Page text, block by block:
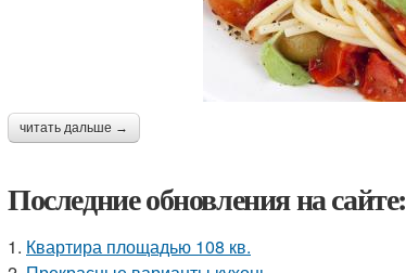
читать дальше →
Последние обновления на сайте:
1. Квартира площадью 108 кв.